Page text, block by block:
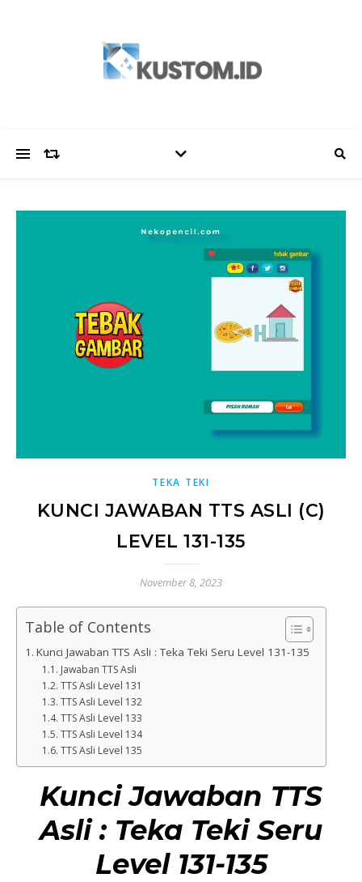
TEKA TEKI
KUNCI JAWABAN TTS ASLI (C)
LEVEL 131-135
November 8, 2023
Table of Contents
Kunci Jawaban TTS Asli : Teka Teki Seru Level 131-135
Jawaban TTS Asli
TTS Asli Level 131
TTS Asli Level 132
TTS Asli Level 133
TTS Asli Level 134
TTS Asli Level 135
Kunci Jawaban TTS
Asli : Teka Teki Seru
Level 131-135